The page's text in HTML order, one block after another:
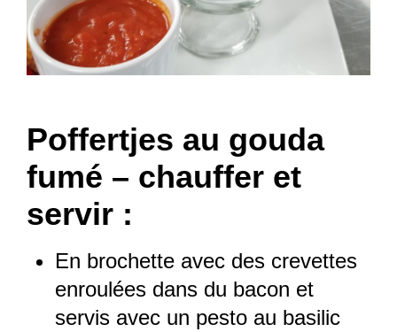
Poffertjes au gouda
fumé – chauffer et
servir :
En brochette avec des crevettes
enroulées dans du bacon et
servis avec un pesto au basilic